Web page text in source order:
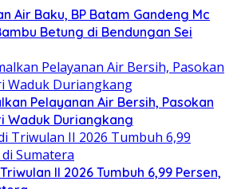
Air Baku, BP Batam Gandeng Mc
Betung di Bendungan Sei
Pelayanan Air Bersih, Pasokan
Waduk Duriangkang
II 2026 Tumbuh 6,99 Persen,